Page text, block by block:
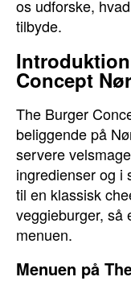
os udforske,
tilbyde.
Concept
The Burger
beliggende på
servere
ingredienser og i
til en klassisk
veggieburger, så
menuen.
Menuen på